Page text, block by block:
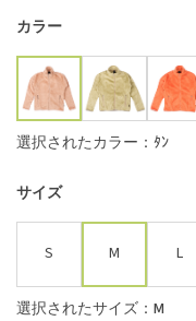
カラー
選択されたカラー：ﾀﾝ
サイズ
S M L
選択されたサイズ：M